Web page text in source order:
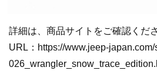
詳細は、商品サイトをご確認くださ
URL：https://www.jeep-